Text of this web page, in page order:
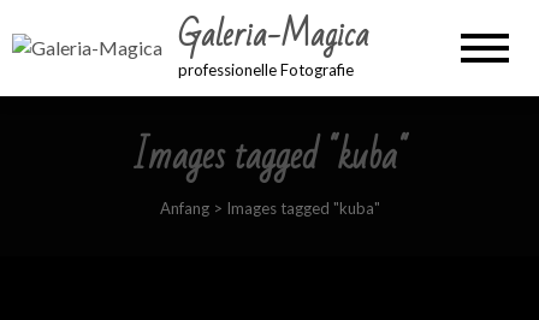
Galeria-Magica
professionelle Fotografie
Images tagged "kuba"
Anfang> Images tagged "kuba"